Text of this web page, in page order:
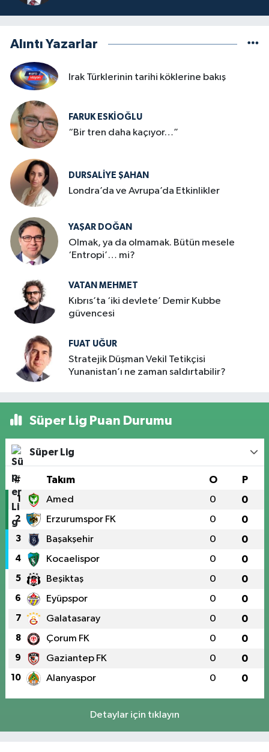
Alıntı Yazarlar
Irak Türklerinin tarihi köklerine bakış
FARUK ESKİOĞLU
“Bir tren daha kaçıyor…”
DURSALIYE ŞAHAN
Londra’da ve Avrupa’da Etkinlikler
YAŞAR DOĞAN
Olmak, ya da olmamak. Bütün mesele
‘Entropi’… mi?
VATAN MEHMET
Kıbrıs’ta ‘iki devlete’ Demir Kubbe
güvencesi
FUAT UĞUR
Stratejik Düşman Vekil Tetikçisi
Yunanistan’ı ne zaman saldırtabilir?
Süper Lig Puan Durumu
Süper Lig
# Takım O P
1 Amed 0 0
2 Erzurumspor FK 0 0
3 Başakşehir 0 0
4 Kocaelispor 0 0
5 Beşiktaş 0 0
6 Eyüpspor 0 0
7 Galatasaray 0 0
8 Çorum FK 0 0
9 Gaziantep FK 0 0
10 Alanyaspor 0 0
Detaylar için tıklayın